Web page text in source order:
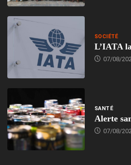
SOCIÉTÉ
L’IATA
07/08/
SANTÉ
Alerte
07/08/